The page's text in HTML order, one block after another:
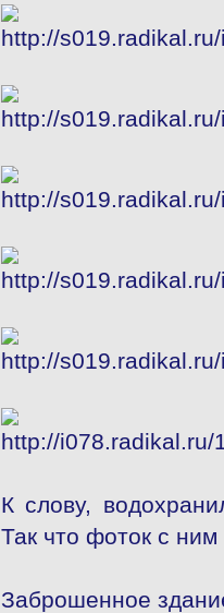
К слову,
Так что фоток с ним
Заброшенное